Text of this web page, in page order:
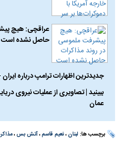
عراقچی: هیچ
حاصل نشده است
جدیدترین اظهارات ترامپ درباره
ببینید | تصاویری از عملیات نیروی
عمان
برچسب ها: لبنان،نعیم قاسم،آتش بس،